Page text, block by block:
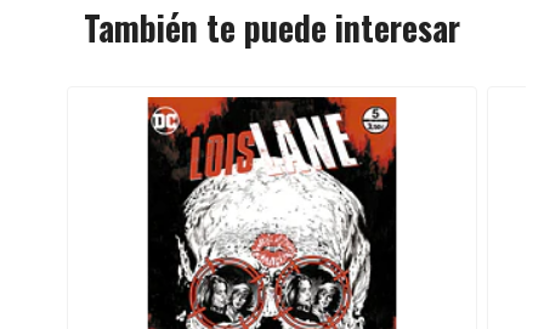
También te puede interesar